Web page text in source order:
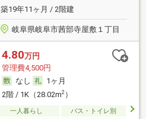
築19年11ヶ月 / 2階建
岐阜県岐阜市茜部寺屋敷１丁目
4.80万円
管理費4,500円
なし
1ヶ月
2階 / 1K（28.02m2）
一人暮らし
バス・トイレ別